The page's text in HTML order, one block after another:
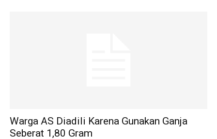
Warga AS Diadili Karena Gunakan Ganja
Seberat 1,80 Gram